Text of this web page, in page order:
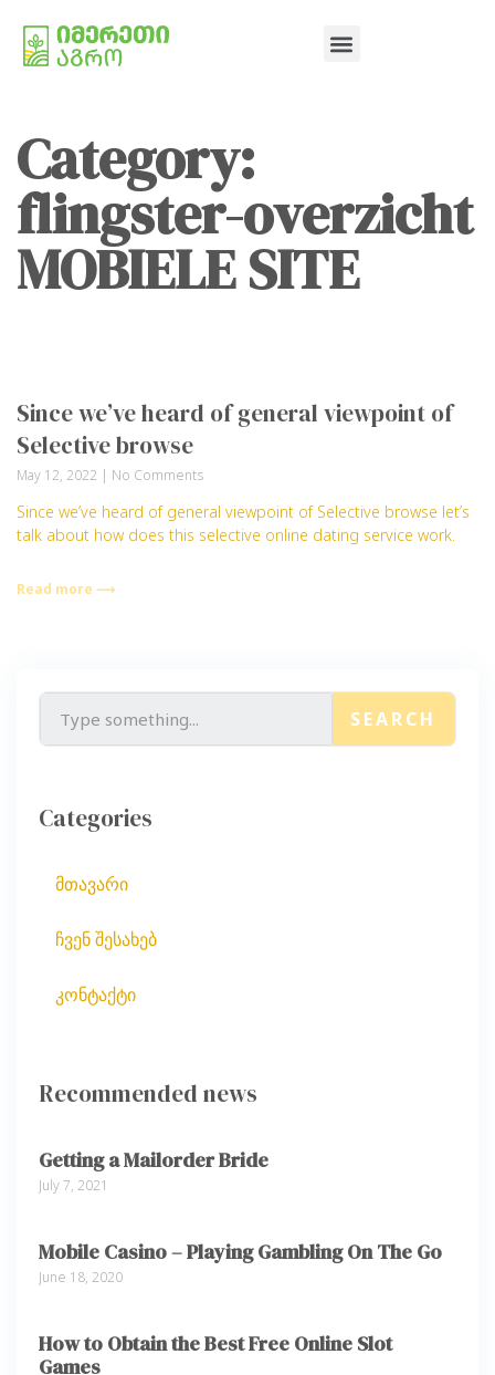
Category:
flingster-overzicht
MOBIELE SITE
Since we’ve heard of general viewpoint of
Selective browse
May 12, 2022 No Comments
Since we’ve heard of general viewpoint of Selective browse let’s
talk about how does this selective online dating service work.
Read more ⟶
SEARCH
Categories
მთავარი
ჩვენ შესახებ
კონტაქტი
Recommended news
Getting a Mailorder Bride
July 7, 2021
Mobile Casino – Playing Gambling On The Go
June 18, 2020
How to Obtain the Best Free Online Slot
Games